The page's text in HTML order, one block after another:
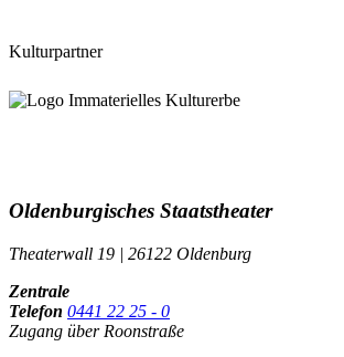
Kulturpartner
Oldenburgisches Staatstheater
Theaterwall 19 | 26122 Oldenburg
Zentrale
Telefon 0441 22 25 - 0
Zugang über Roonstraße